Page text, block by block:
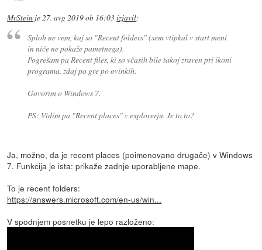
MrStein je27. avg 2019 ob 16:03izjavil:
Sploh ne vem, kaj so "Recent folders" (sem vtipkal v start meni
in niče ne pokaže pametnega).
Pogrešam pa Recent files, ki so včasih bile takoj zraven pri ikoni
programa, zdaj pa gre po ovinkih.
Govorim o Windows 7.
PS: Vidim pa "Recent places" v explorerju. Je to to?
Ja, možno, da je recent places (poimenovano drugače) v Windows
7. Funkcija je ista: prikaže zadnje uporabljene mape.
To je recent folders:
https://answers.microsoft.com/en-us/win...
V spodnjem posnetku je lepo razloženo: